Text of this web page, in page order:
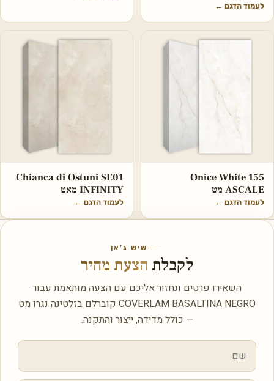
לעמוד הדגם ←
Onice White 155
ASCALE מט
לעמוד הדגם ←
Chianca di Ostuni SE01
INFINITY מאט
לעמוד הדגם ←
שיש ג'אן
לקבלת הצעת מחיר
השאירו פרטים ונחזור אליכם עם הצעה מותאמת עבור
COVERLAM BASALTINA NEGRO קוברלם בזלטינה נגרו מט
— כולל מדידה, ייצור והתקנה.